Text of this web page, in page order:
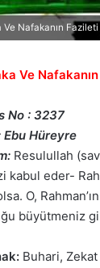
Ve Nafakanın
Ve
No : 3237
Ebu Hüreyre
Resulullah
kabul eder-
O,
büyütmeniz
Buhari,